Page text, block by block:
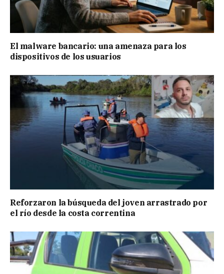
El malware bancario: una amenaza para los
dispositivos de los usuarios
Reforzaron la búsqueda del joven arrastrado por
el río desde la costa correntina